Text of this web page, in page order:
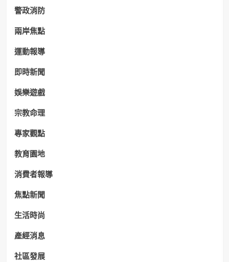
警政消防
兩岸焦點
運動報導
即時新聞
娛樂遊戲
宗教命理
專家觀點
教育園地
消費者報導
焦點新聞
生活時尚
產經消息
社區發展